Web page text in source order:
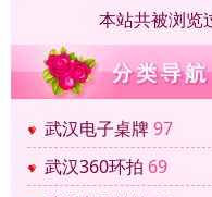
本站共被浏览
武汉电子桌牌97
武汉360环拍 69